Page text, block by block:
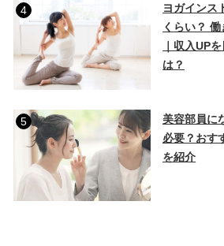
4
ヨガインス
くらい？
｜収入UP
は？
5
美容部員に
必要？おす
を紹介